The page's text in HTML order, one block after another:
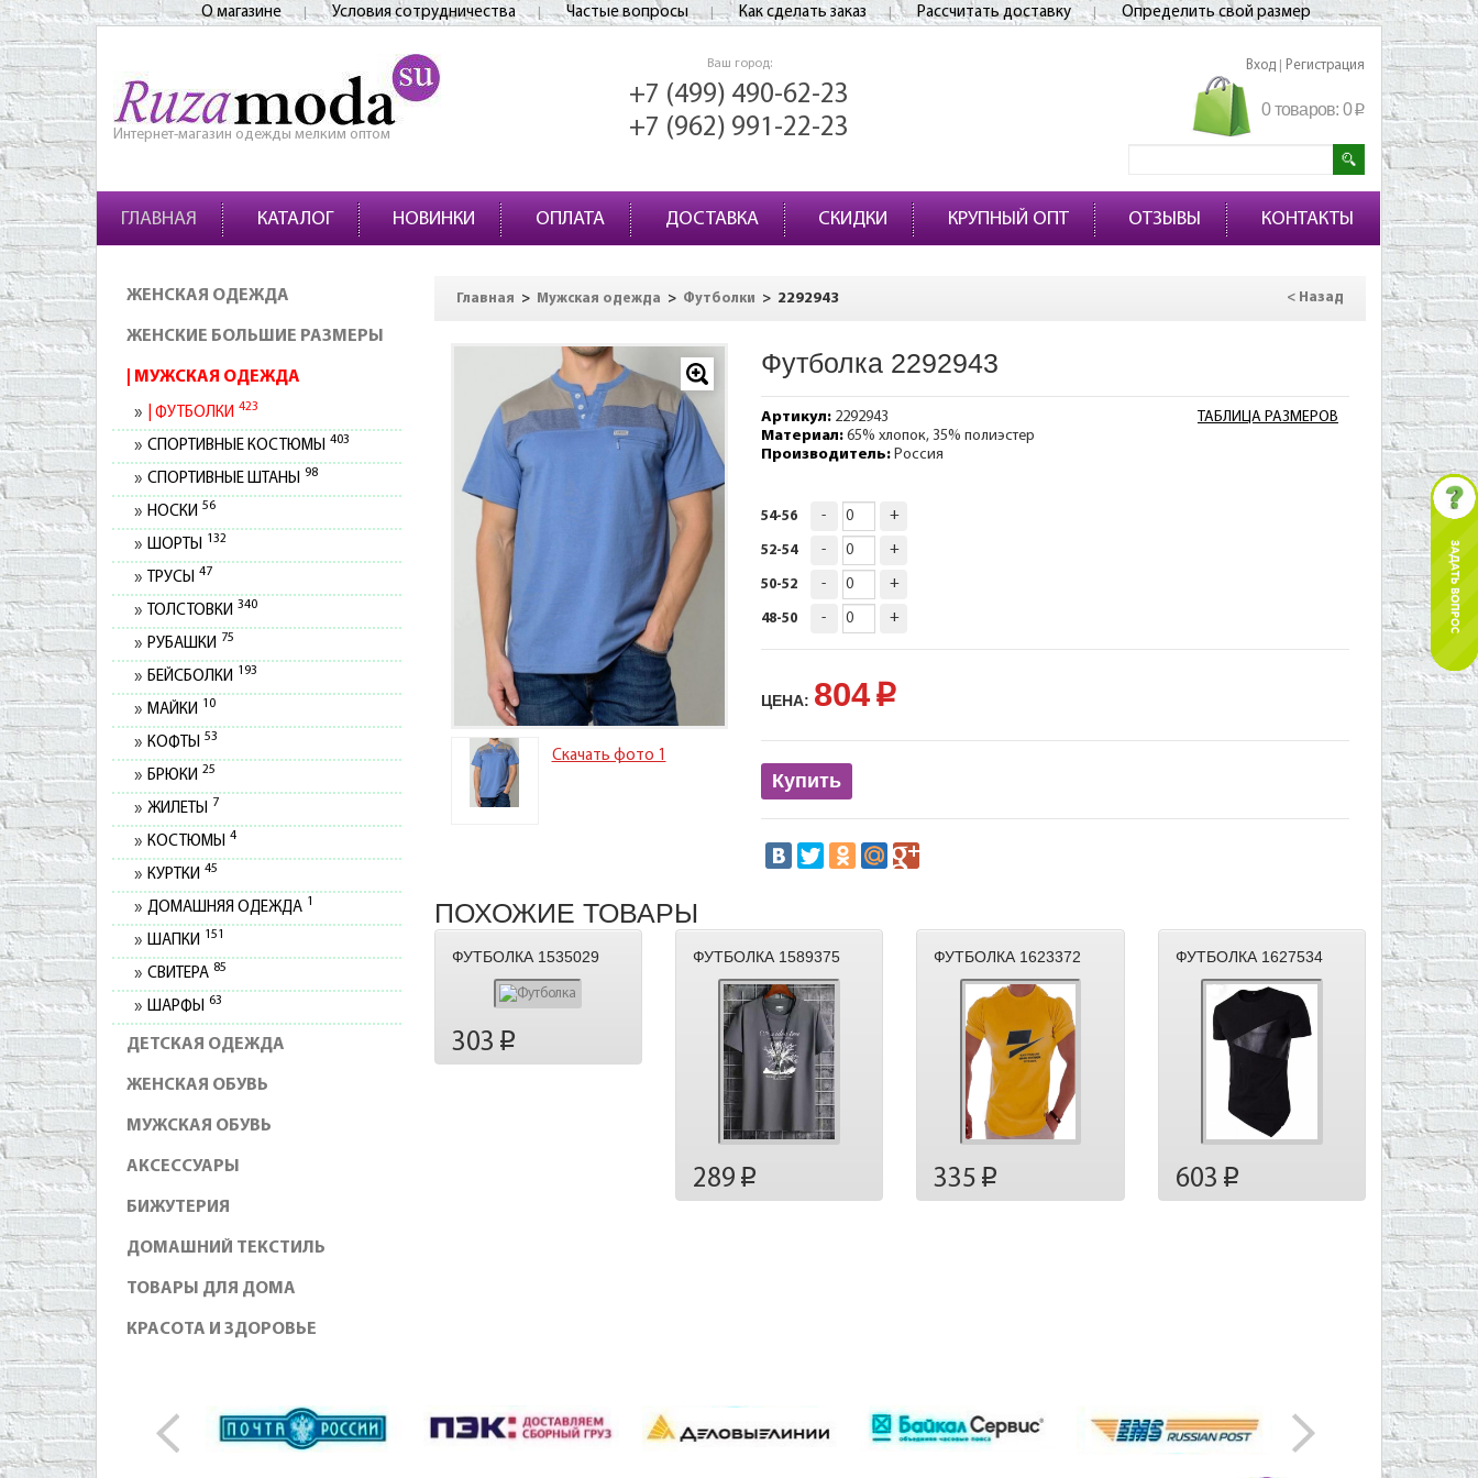
О магазине Условия сотрудничества Частые вопросы Как сделать заказ Рассчитать доставку Определить свой размер
Интернет-магазин одежды мелким оптом
Ваш город:
+7 (499) 490-62-23
+7 (962) 991-22-23
Вход Регистрация
0 товаров: 0p
ГЛАВНАЯ КАТАЛОГ НОВИНКИ ОПЛАТА ДОСТАВКА СКИДКИ КРУПНЫЙ ОПТ ОТЗЫВЫ КОНТАКТЫ
ЖЕНСКАЯ ОДЕЖДА
ЖЕНСКИЕ БОЛЬШИЕ РАЗМЕРЫ
МУЖСКАЯ ОДЕЖДА
ФУТБОЛКИ 423
СПОРТИВНЫЕ КОСТЮМЫ 403
СПОРТИВНЫЕ ШТАНЫ 98
НОСКИ 56
ШОРТЫ 132
ТРУСЫ 47
ТОЛСТОВКИ 340
РУБАШКИ 75
БЕЙСБОЛКИ 193
МАЙКИ 10
КОФТЫ 53
БРЮКИ 25
ЖИЛЕТЫ 7
КОСТЮМЫ 4
КУРТКИ 45
ДОМАШНЯЯ ОДЕЖДА 1
ШАПКИ 151
СВИТЕРА 85
ШАРФЫ 63
ДЕТСКАЯ ОДЕЖДА
ЖЕНСКАЯ ОБУВЬ
МУЖСКАЯ ОБУВЬ
АКСЕССУАРЫ
БИЖУТЕРИЯ
ДОМАШНИЙ ТЕКСТИЛЬ
ТОВАРЫ ДЛЯ ДОМА
КРАСОТА И ЗДОРОВЬЕ
Главная > Мужская одежда > Футболки > 2292943 < Назад
Скачать фото 1
Футболка 2292943
ТАБЛИЦА РАЗМЕРОВ
Артикул:2292943
Материал:65% хлопок, 35% полиэстер
Производитель:Россия
54-56 - +
52-54 - +
50-52 - +
48-50 - +
ЦЕНА: 804p
Купить
ПОХОЖИЕ ТОВАРЫ
ФУТБОЛКА 1535029
303 p
ФУТБОЛКА 1589375
289 p
ФУТБОЛКА 1623372
335 p
ФУТБОЛКА 1627534
603 p